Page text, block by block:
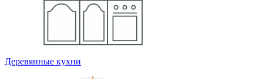
Деревянные кухни